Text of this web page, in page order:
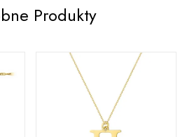
Produkty